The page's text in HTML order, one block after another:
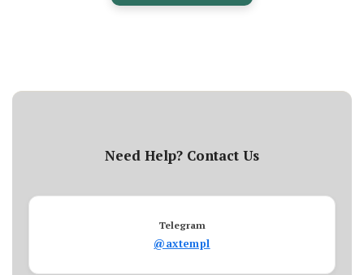
Need Help? Contact Us
Telegram
@axtempl